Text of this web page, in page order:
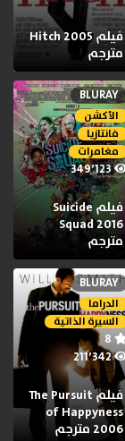
فيلم Hitch 2005
مترجم
BLURAY
الأكشن
فانتازيا
مغامرات
349٬123
فيلم Suicide
Squad 2016
مترجم
BLURAY
الدراما
السيرة الذاتية
211٬342
فيلم The Pursuit
of Happyness
2006 مترجم